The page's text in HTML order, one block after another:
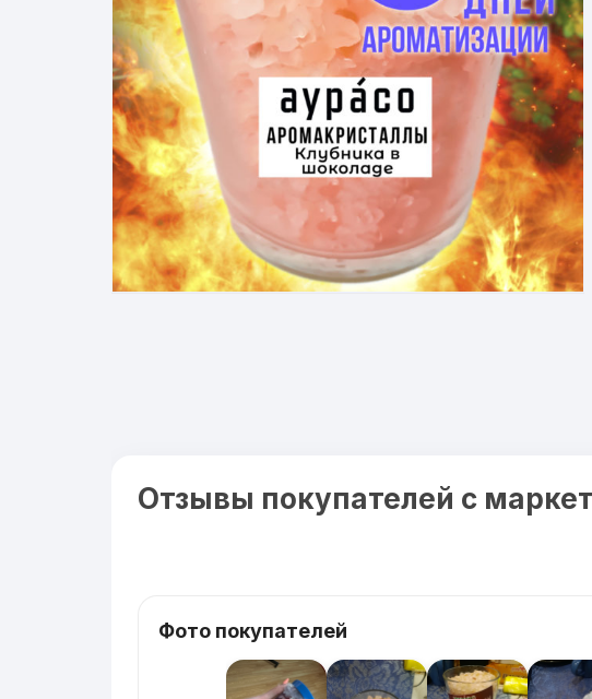
Отзывы покупателей с
Фото покупателей